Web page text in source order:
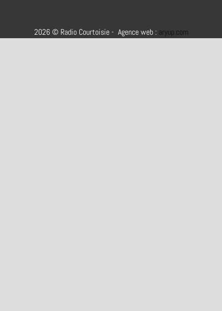
2026 © Radio Courtoisie - Agence web : aryup.com